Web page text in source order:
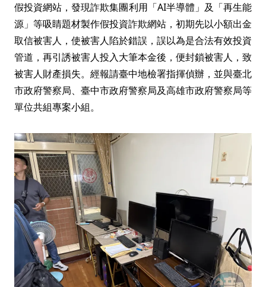
假投資網站，發現詐欺集團利用「AI半導體」及「再生能
源」等吸睛題材製作假投資詐欺網站，初期先以小額出金
取信被害人，使被害人陷於錯誤，誤以為是合法有效投資
管道，再引誘被害人投入大筆本金後，便封鎖被害人，致
被害人財產損失。經報請臺中地檢署指揮偵辦，並與臺北
市政府警察局、臺中市政府警察局及高雄市政府警察局等
單位共組專案小組。